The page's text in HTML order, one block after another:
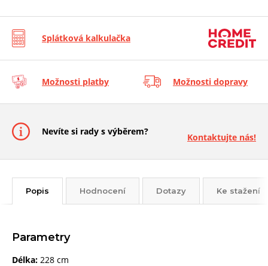
Splátková kalkulačka
Možnosti platby Možnosti dopravy
Nevíte si rady s výběrem?
Kontaktujte nás!
Popis Hodnocení Dotazy Ke stažení
Parametry
Délka: 228 cm